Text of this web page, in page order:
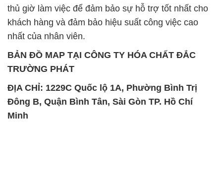
thủ giờ làm việc để đảm bảo sự hỗ trợ tốt nhất cho
khách hàng và đảm bảo hiệu suất công việc cao
nhất của nhân viên.
BẢN ĐỒ MAP TẠI CÔNG TY HÓA CHẤT ĐẮC
TRƯỜNG PHÁT
ĐỊA CHỈ: 1229C Quốc lộ 1A, Phường Bình Trị
Đông B, Quận Bình Tân, Sài Gòn TP. Hồ Chí
Minh